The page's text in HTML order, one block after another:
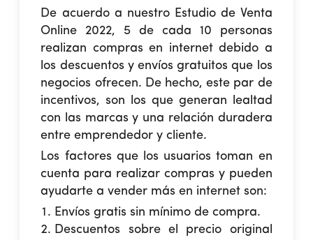
De acuerdo a nuestro Estudio de Venta
Online 2022, 5 de cada 10 personas
realizan compras en internet debido a
los descuentos y envíos gratuitos que los
negocios ofrecen. De hecho, este par de
incentivos, son los que generan lealtad
con las marcas y una relación duradera
entre emprendedor y cliente.
Los factores que los usuarios toman en
cuenta para realizar compras y pueden
ayudarte a vender más en internet son:
Envíos gratis sin mínimo de compra.
Descuentos sobre el precio original